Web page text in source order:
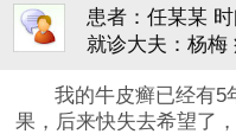
患者：任某某
就诊大夫：杨梅
我的牛皮癣已经有5
果，后来快失去希望了